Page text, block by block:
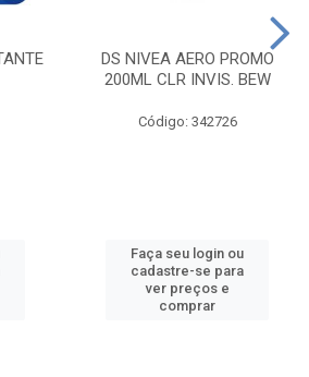
DS NIVEA AERO PROMO
200ML CLR INVIS. BEW
Código: 342726
Faça seu login ou
cadastre-se para
ver preços e
comprar